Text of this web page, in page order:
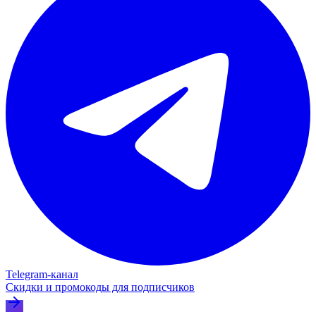
Telegram‑канал
Скидки и промокоды для подписчиков